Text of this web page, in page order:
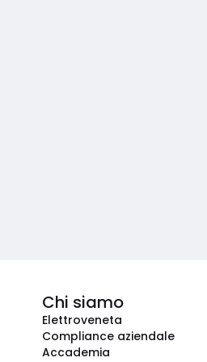
Chi siamo
Elettroveneta
Compliance aziendale
Accademia